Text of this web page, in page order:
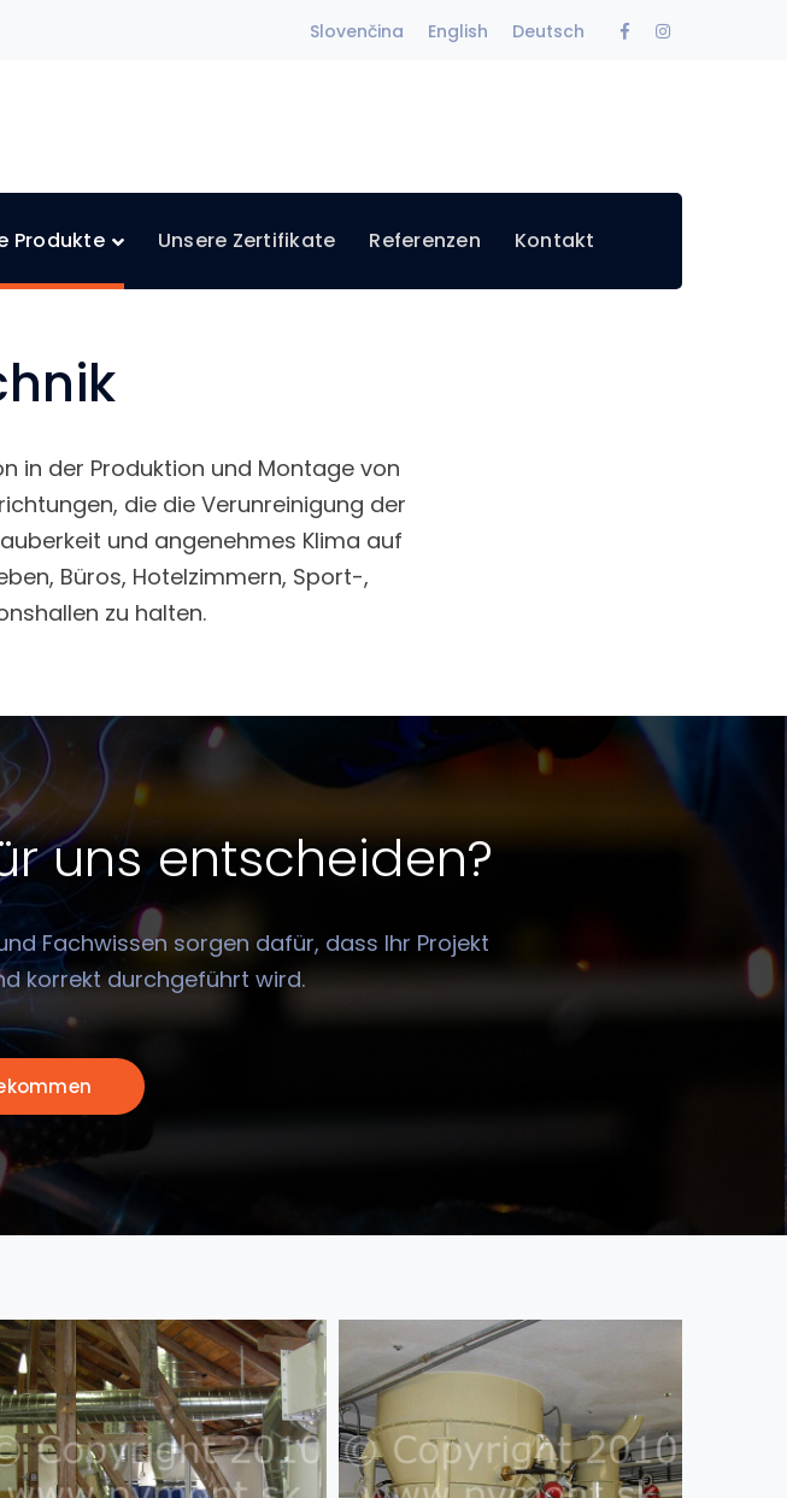
Slovenčina English Deutsch
FacebookInstagram
Produkte Unsere Zertifikate Referenzen Kontakt
in der Produktion und Montage von
die die Verunreinigung der
und angenehmes Klima auf
Büros, Hotelzimmern, Sport-,
zu halten.
uns entscheiden?
Fachwissen sorgen dafür, dass Ihr Projekt
korrekt durchgeführt wird.